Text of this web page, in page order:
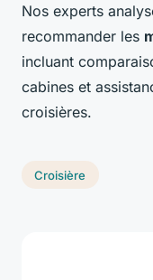
Nos experts
recommander les
incluant
cabines et
croisières.
Croisière